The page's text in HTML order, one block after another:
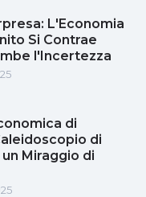
L'Economia
Si Contrae
l'Incertezza
di
di
Miraggio di